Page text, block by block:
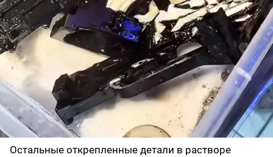
Остальные открепленные детали в растворе